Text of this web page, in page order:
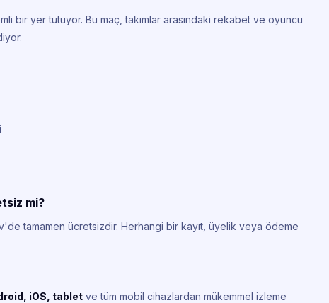
bir yer tutuyor. Bu maç, takımlar arasındaki rekabet ve oyuncu
mi?
tamamen ücretsizdir. Herhangi bir kayıt, üyelik veya ödeme
iOS, tablet ve tüm mobil cihazlardan mükemmel izleme